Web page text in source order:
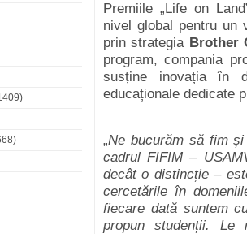
Premiile „Life on
nivel global pentru un
prin strategia Brother
program, compania
susține inovația în
educaționale dedicate
„Ne bucurăm să fim
cadrul FIFIM –
decât o distincție –
cercetările în
fiecare dată suntem
propun studenții. Le